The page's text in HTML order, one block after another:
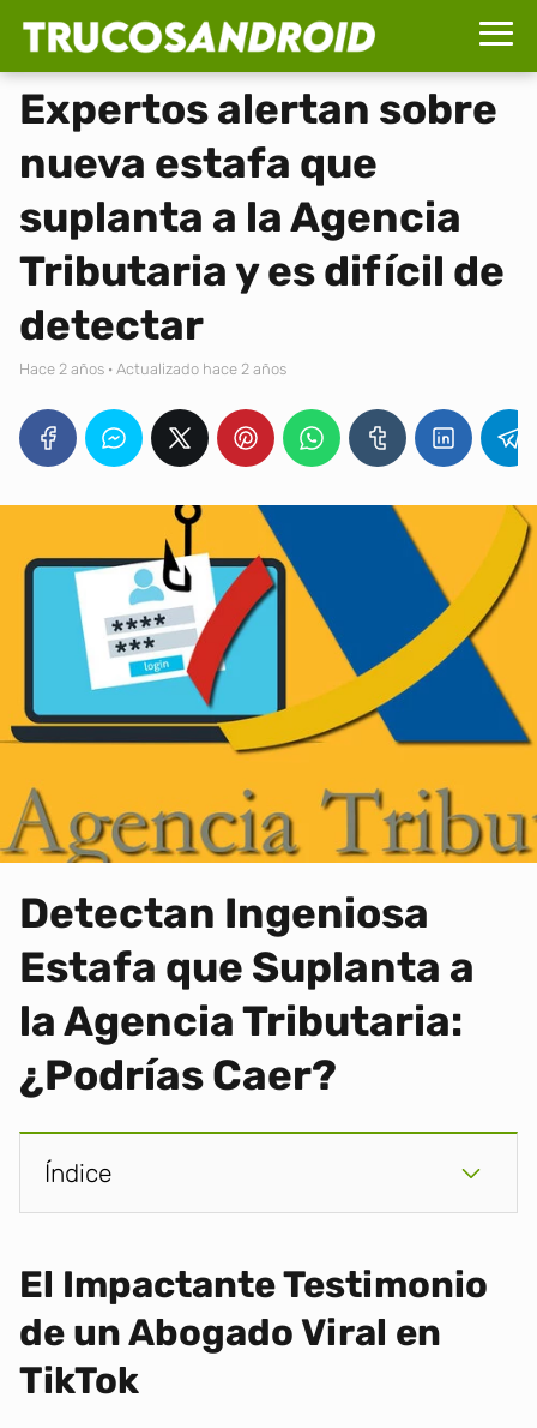
Expertos alertan sobre
nueva estafa que
suplanta a la Agencia
Tributaria y es difícil de
detectar
hace 2 años · Actualizado hace 2 años
Detectan Ingeniosa
Estafa que Suplanta a
la Agencia Tributaria:
¿Podrías Caer?
Índice
El Impactante Testimonio
de un Abogado Viral en
TikTok